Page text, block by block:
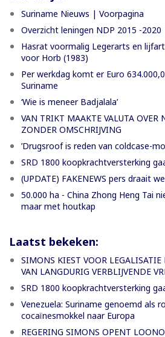
Suriname Nieuws | Voorpagina
Overzicht leningen NDP 2015 -2020
Hasrat voormalig Legerarts en
voor Horb (1983)
Per werkdag komt er Euro
Suriname
‘Wie is meneer Badjalala’
VAN TRIKT MAAKTE VALUTA OVER
ZONDER OMSCHRIJVING
’Drugsroof is reden van coldcase-
SRD 1800 koopkrachtversterking
(UPDATE) FAKENEWS pers draait
50.000 ha - China Zhong Heng Tai
maar met houtkap
Laatst bekeken:
SIMONS KIEST VOOR
VAN LANGDURIG VERBLIJVENDE
SRD 1800 koopkrachtversterking
Venezuela: Suriname genoemd als
cocaïnesmokkel naar Europa
REGERING SIMONS OPENT